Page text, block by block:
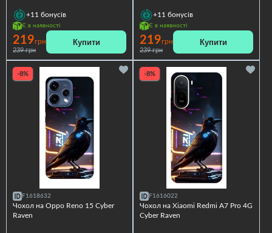
+11 бонусів
Є в наявності
219грн
239 грн
Купити
+11 бонусів
Є в наявності
219грн
239 грн
Купити
-8%
F1618632
Чохол на Oppo Reno 15 Cyber
Raven
-8%
F1616022
Чохол на Xiaomi Redmi A7 Pro 4G
Cyber Raven